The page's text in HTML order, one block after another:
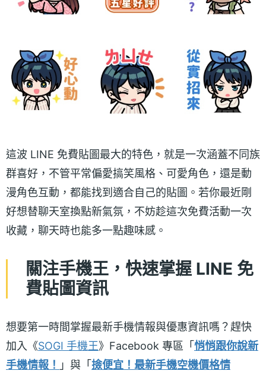
這波 LINE 免費貼圖最大的特色，就是一次涵蓋不同族
群喜好，不管平常偏愛搞笑風格、可愛角色，還是動
漫角色互動，都能找到適合自己的貼圖。若你最近剛
好想替聊天室換點新氣氛，不妨趁這次免費活動一次
收藏，聊天時也能多一點趣味感。
關注手機王，快速掌握 LINE 免
費貼圖資訊
想要第一時間掌握最新手機情報與優惠資訊嗎？趕快
加入《SOGI 手機王》Facebook 專區「 悄悄跟你說新
手機情報！ 」與「 撿便宜！最新手機空機價格情